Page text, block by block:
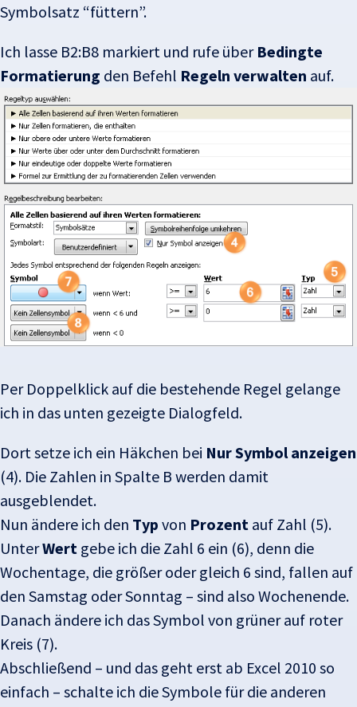
Symbolsatz “füttern”.
Ich lasse B2:B8 markiert und rufe über Bedingte
Formatierung den Befehl Regeln verwalten auf.
Per Doppelklick auf die bestehende Regel gelange
ich in das unten gezeigte Dialogfeld.
Dort setze ich ein Häkchen bei Nur Symbol anzeigen
(4). Die Zahlen in Spalte B werden damit
ausgeblendet.
Nun ändere ich den Typ von Prozent auf Zahl (5).
UnterWert gebe ich die Zahl 6 ein (6), denn die
Wochentage, die größer oder gleich 6 sind, fallen auf
den Samstag oder Sonntag – sind also Wochenende.
Danach ändere ich das Symbol von grüner auf roter
Kreis (7).
Abschließend – und das geht erst ab Excel 2010 so
einfach – schalte ich die Symbole für die anderen